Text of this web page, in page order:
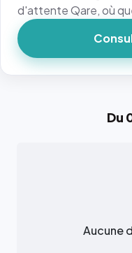
Du
Aucune
d'attente Qare, où